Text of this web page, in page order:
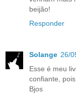
beijão!
Responder
Solange 26/
Esse é meu
confiante,
Bjos